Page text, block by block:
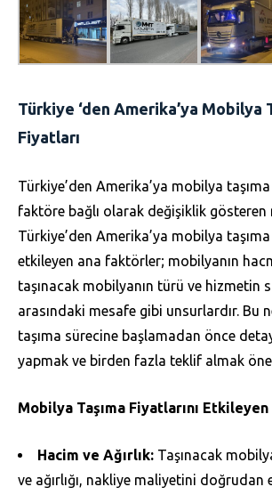
Türkiye ‘den Amerika’ya Mobilya
Fiyatları
Türkiye’den Amerika’ya mobilya
faktöre bağlı olarak değişiklik gösteren
Türkiye’den Amerika’ya mobilya taşıma
etkileyen ana faktörler; mobilyanın
taşınacak mobilyanın türü ve hizmetin
arasındaki mesafe gibi unsurlardır. Bu
taşıma sürecine başlamadan önce
yapmak ve birden fazla teklif almak
Mobilya Taşıma Fiyatlarını
Hacim ve Ağırlık: Taşınacak
ve ağırlığı, nakliye maliyetini doğrudan